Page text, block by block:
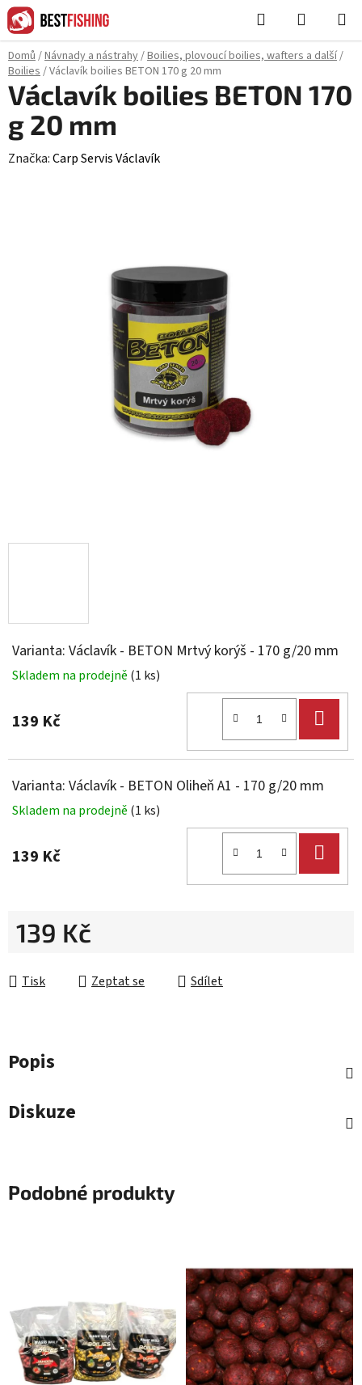
Přejít
na
obsah
Hledat
KOŠÍK
Domů/Návnady a nástrahy/Boilies, plovoucí boilies, wafters a další/
Boilies/Václavík boilies BETON 170 g 20 mm
Varianta: Václavík - BETON Mrtvý korýš - 170 g/20 mm
Skladem na prodejně (1 ks)
139 Kč
Varianta: Václavík - BETON Oliheň A1 - 170 g/20 mm
Skladem na prodejně (1 ks)
139 Kč
139 Kč
Tisk
Zeptat se Sdílet
Václavík boilies BETON 170
g 20 mm
Značka:Carp Servis Václavík
Popis
Diskuze
Podobné produkty